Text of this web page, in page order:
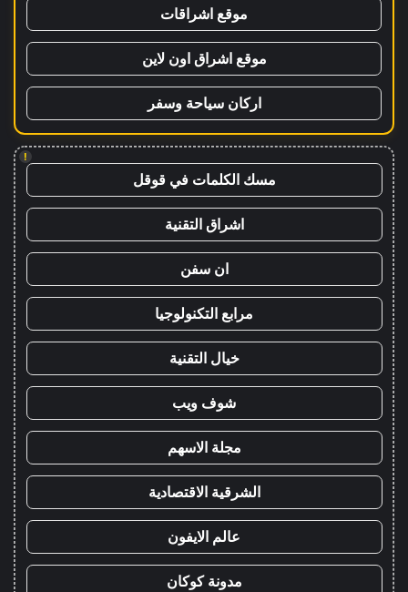
موقع اشراقات
موقع اشراق اون لاين
اركان سياحة وسفر
!
مسك الكلمات في قوقل
اشراق التقنية
ان سفن
مرابع التكنولوجيا
خيال التقنية
شوف ويب
مجلة الاسهم
الشرقية الاقتصادية
عالم الايفون
مدونة كوكان